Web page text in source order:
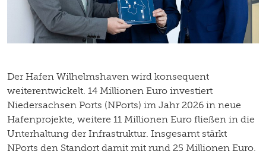
Der Hafen Wilhelmshaven wird konsequent
weiterentwickelt. 14 Millionen Euro investiert
Niedersachsen Ports (NPorts) im Jahr 2026 in neue
Hafenprojekte, weitere 11 Millionen Euro fließen in die
Unterhaltung der Infrastruktur. Insgesamt stärkt
NPorts den Standort damit mit rund 25 Millionen Euro.